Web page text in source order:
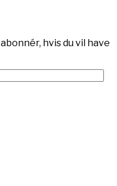
hvis du vil have